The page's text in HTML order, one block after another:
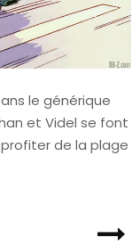
le générique
et Videl se font
de la plage